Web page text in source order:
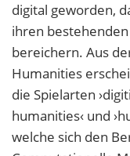
digital geworden,
ihren
bereichern. Aus
Humanities
die Spielarten
humanities‹ und
welche sich den